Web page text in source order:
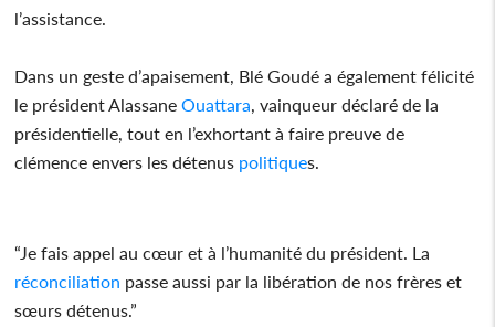
l’assistance.
Dans un geste d’apaisement, Blé Goudé a également félicité
le président Alassane Ouattara , vainqueur déclaré de la
présidentielle, tout en l’exhortant à faire preuve de
clémence envers les détenus politiques.
“Je fais appel au cœur et à l’humanité du président. La
réconciliation passe aussi par la libération de nos frères et
sœurs détenus.”